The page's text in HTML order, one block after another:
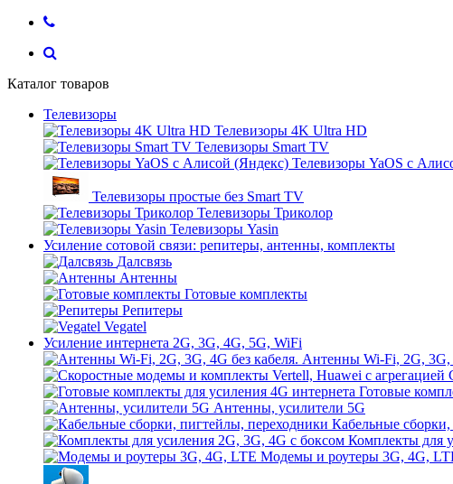
Каталог товаров
Телевизоры
Телевизоры 4K Ultra HD
Телевизоры Smart TV
Телевизоры YaOS с
Телевизоры простые без Smart TV
Телевизоры Триколор
Телевизоры Yasin
Усиление сотовой связи: репитеры, антенны, комплекты
Далсвязь
Антенны
Готовые комплекты
Репитеры
Vegatel
Усиление интернета 2G, 3G, 4G, 5G, WiFi
Антенны Wi-Fi, 2G, 3G,
Готовые
Антенны, усилители 5G
Кабельные
Комплекты для
Модемы и роутеры 3G, 4G,